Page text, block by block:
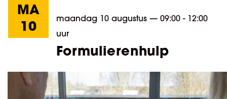
MA
10
maandag 10 augustus — 09:00 - 12:00
uur
Formulierenhulp